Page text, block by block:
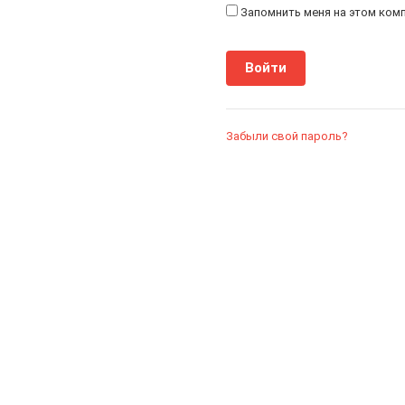
Запомнить меня на этом
Забыли свой пароль?